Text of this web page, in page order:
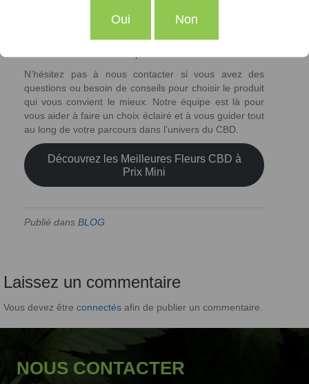
combinant qualité et accessibilité, nous avons fait en
sorte que chaque client puisse accéder à un choix
N’hésitez pas à nous contacter si vous avez des
questions ou besoin de conseils pour choisir le produit
qui vous convient le mieux. Notre équipe est là pour
vous aider à faire un choix éclairé et à vous guider tout
au long de votre parcours dans l’univers du CBD.
Découvrez les Meilleures Fleurs CBD à
Prix Mini
Publié dans BLOG
Laissez un commentaire
Vous devez être connectés afin de publier un commentaire.
NOUS CONTACTER
Oui Non